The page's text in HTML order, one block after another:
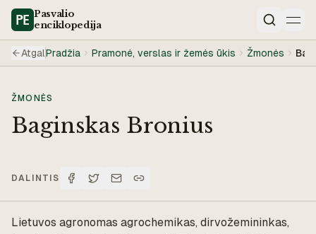
Pasvalio
enciklopedija
Paieška
AtgalPradžia Pramonė, verslas ir žemės ūkis Žmonės
ŽMONĖS
Baginskas Bronius
DALINTIS
Lietuvos agronomas agrochemikas, dirvožemininkas,